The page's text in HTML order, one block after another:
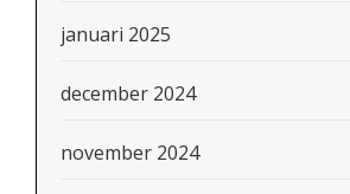
januari 2025
december 2024
november 2024